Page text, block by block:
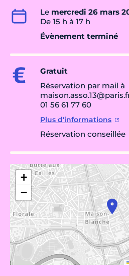
Le mercredi 26 mars
De 15 h à 17 h
Évènement terminé
Gratuit
Réservation par mail à
01 56 61 77 60
Plus d'informations
Réservation conseillée
+
−